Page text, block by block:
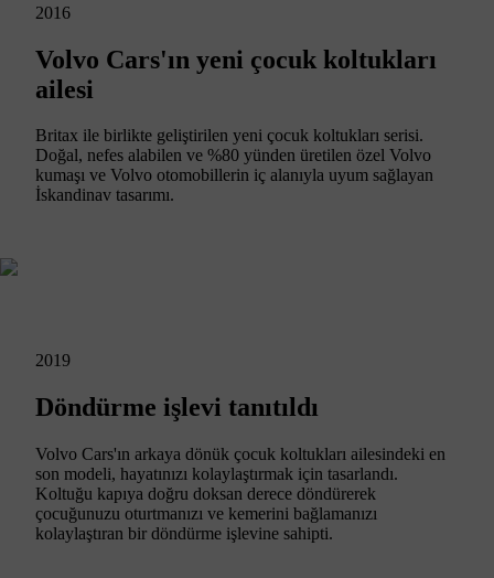
2016
Volvo Cars'ın yeni çocuk koltukları
ailesi
Britax ile birlikte geliştirilen yeni çocuk koltukları serisi.
Doğal, nefes alabilen ve %80 yünden üretilen özel Volvo
kumaşı ve Volvo otomobillerin iç alanıyla uyum sağlayan
İskandinav tasarımı.
2019
Döndürme işlevi tanıtıldı
Volvo Cars'ın arkaya dönük çocuk koltukları ailesindeki en
son modeli, hayatınızı kolaylaştırmak için tasarlandı.
Koltuğu kapıya doğru doksan derece döndürerek
çocuğunuzu oturtmanızı ve kemerini bağlamanızı
kolaylaştıran bir döndürme işlevine sahipti.